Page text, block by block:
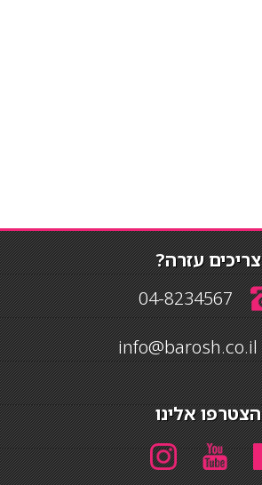
צריכים עזרה?
04-8234567
info@barosh.co.il
הצטרפו אלינו